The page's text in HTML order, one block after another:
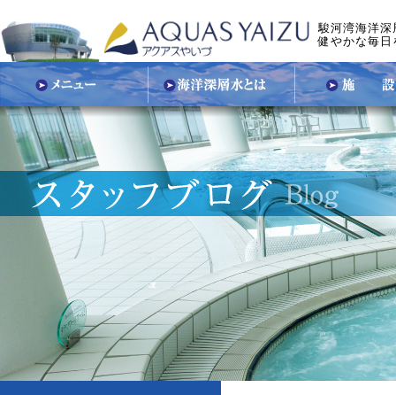
駿河湾海洋
健やかな毎日